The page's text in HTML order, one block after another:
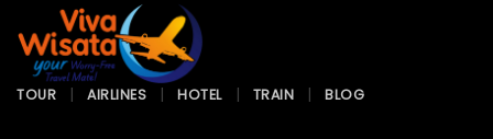
TOUR AIRLINES HOTEL TRAIN BLOG